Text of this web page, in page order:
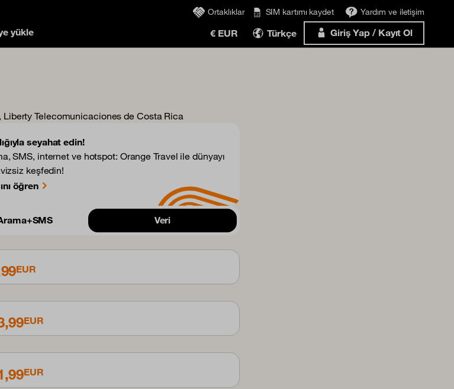
yükle
Ortaklıklar SIM kartımı kaydet Yardım ve iletişim
€ EUR Türkçe Giriş Yap / Kayıt Ol
Telecomunicaciones de Costa Rica
seyahat edin!
SMS, internet ve hotspot: Orange Travel ile dünyayı
keşfedin!
öğren
Veri
EUR
EUR
EUR